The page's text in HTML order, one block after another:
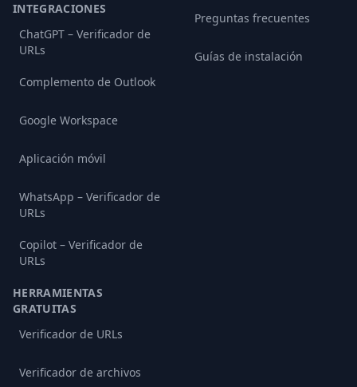
INTEGRACIONES
ChatGPT – Verificador de
URLs
Complemento de Outlook
Google Workspace
Aplicación móvil
WhatsApp – Verificador de
URLs
Copilot – Verificador de
URLs
HERRAMIENTAS
GRATUITAS
Verificador de URLs
Verificador de archivos
Preguntas frecuentes
Guías de instalación